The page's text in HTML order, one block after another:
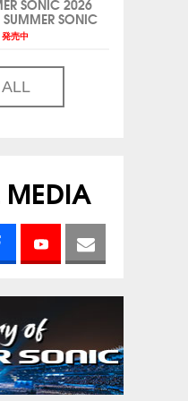
SONIC 2026
SUMMER SONIC
発売中
MEDIA